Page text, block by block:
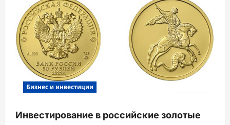
Бизнес и инвестиции
Инвестирование в российские золотые